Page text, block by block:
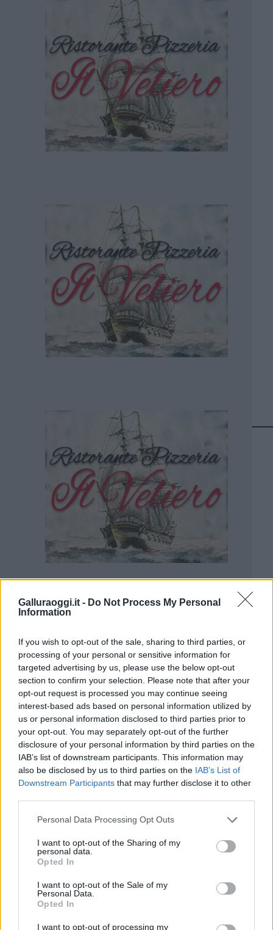
Galluraoggi.it - Do Not Process My Personal
Information
If you wish to opt-out of the sale, sharing to third parties, or
processing of your personal or sensitive information for
targeted advertising by us, please use the below opt-out
section to confirm your selection. Please note that after your
opt-out request is processed you may continue seeing
interest-based ads based on personal information utilized by
us or personal information disclosed to third parties prior to
your opt-out. You may separately opt-out of the further
disclosure of your personal information by third parties on the
IAB’s list of downstream participants. This information may
also be disclosed by us to third parties on the IAB’s List of
Downstream Participants that may further disclose it to other
Please note that this website/app uses one or more Google
not limited to your visit or usage behaviour. You may click to
grant or deny consent to Google and its third-party tags to
use your data for below specified purposes in below Google
consent section.
Personal Data Processing Opt Outs
I want to opt-out of the Sharing of my
personal data.
Opted In
I want to opt-out of the Sale of my
Personal Data.
Opted In
I want to opt-out of processing my